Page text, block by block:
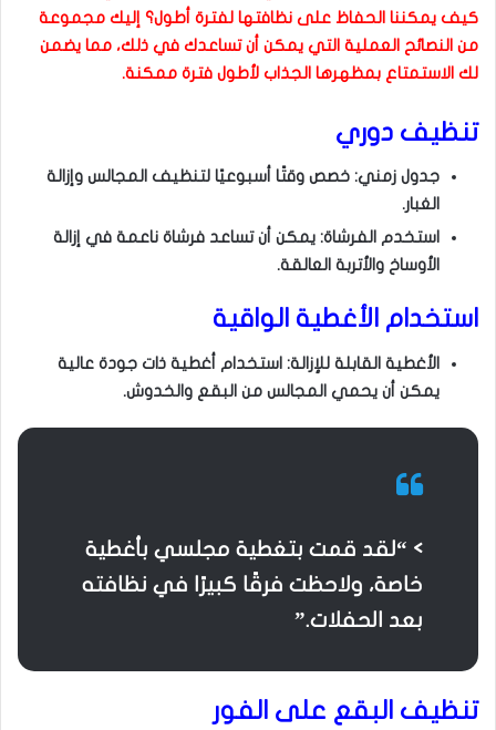
كيف يمكننا الحفاظ على نظافتها لفترة أطول؟ إليك مجموعة
من النصائح العملية التي يمكن أن تساعدك في ذلك، مما يضمن
لك الاستمتاع بمظهرها الجذاب لأطول فترة ممكنة.
تنظيف دوري
جدول زمني: خصص وقتًا أسبوعيًا لتنظيف المجالس وإزالة
الغبار.
استخدم الفرشاة: يمكن أن تساعد فرشاة ناعمة في إزالة
الأوساخ والأتربة العالقة.
استخدام الأغطية الواقية
الأغطية القابلة للإزالة: استخدام أغطية ذات جودة عالية
يمكن أن يحمي المجالس من البقع والخدوش.
> “لقد قمت بتغطية مجلسي بأغطية
خاصة، ولاحظت فرقًا كبيرًا في نظافته
بعد الحفلات.”
تنظيف البقع على الفور